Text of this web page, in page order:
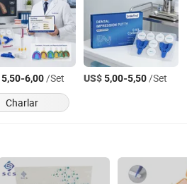
5,50-6,00/Set US$5,00-5,50/Set
Charlar